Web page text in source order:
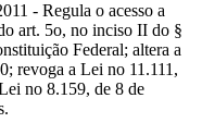
- Regula o acesso a
art. 5o, no inciso II do §
Federal; altera a
revoga a Lei no 11.111,
no 8.159, de 8 de